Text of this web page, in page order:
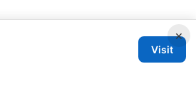
×
Visit